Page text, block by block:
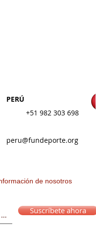
PERÚ
+51 982 303 698
peru@fundeporte.org
de nosotros
Suscríbete ahora